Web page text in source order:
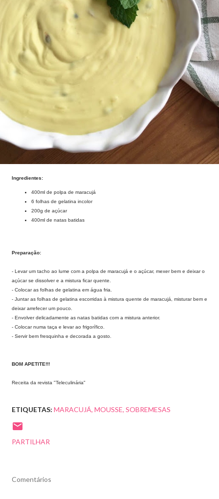
Ingredientes:
400ml de polpa de maracujá
6 folhas de gelatina incolor
200g de açúcar
400ml de natas batidas
Preparação:
- Levar um tacho ao lume com a polpa de maracujá e o açúcar, mexer bem e deixar o
açúcar se dissolver e a mistura ficar quente.
- Colocar as folhas de gelatina em água fria.
- Juntar as folhas de gelatina escorridas à mistura quente de maracujá, misturar bem e
deixar arrefecer um pouco.
- Envolver delicadamente as natas batidas com a mistura anterior.
- Colocar numa taça e levar ao frigorífico.
- Servir bem fresquinha e decorada a gosto.
BOM APETITE!!!
Receita da revista "Teleculinária"
ETIQUETAS: MARACUJÁ MOUSSE SOBREMESAS
PARTILHAR
Comentários